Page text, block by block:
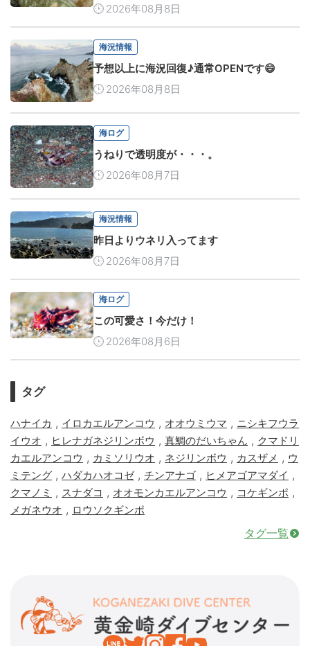
2026年08月8日
海況情報
予想以上に海況回復♪通常OPENです😄
2026年08月8日
海ログ
うねりで透明度が・・・。
2026年08月7日
海況情報
昨日よりウネリ入ってます
2026年08月7日
海ログ
この可愛さ！今だけ！
2026年08月6日
タグ
ハナイカ , イロカエルアンコウ , オオウミウマ , ニシキフウラ
イウオ , ヒレナガネジリンボウ , 真鯛のだいちゃん , クマドリ
カエルアンコウ , カミソリウオ , ネジリンボウ , カスザメ , ウ
ミテング , ハダカハオコゼ, チンアナゴ , ヒメアゴアマダイ ,
クマノミ , スナダコ , オオモンカエルアンコウ , コケギンポ ,
メガネウオ , ロウソクギンポ
タグ一覧